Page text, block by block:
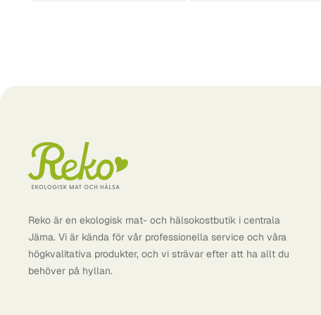
Reko är en ekologisk mat- och hälsokostbutik i centrala
Järna. Vi är kända för vår professionella service och våra
högkvalitativa produkter, och vi strävar efter att ha allt du
behöver på hyllan.